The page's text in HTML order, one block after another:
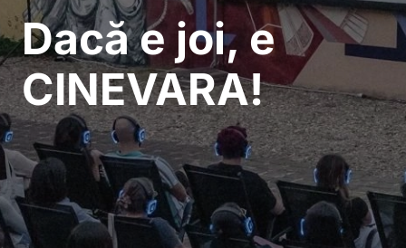
Despre noi
Dacă e joi, e
CINEVARA!